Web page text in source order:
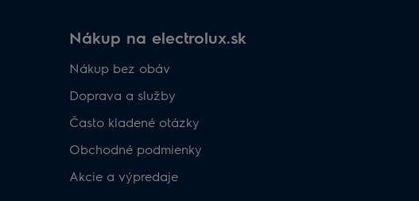
Nákup na electrolux.sk
Nákup bez obáv​
Doprava a služby​
​Často kladené otázky​
Obchodné podmienky​
Akcie a výpredaje